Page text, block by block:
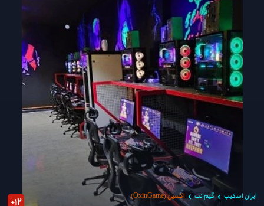
ایران اسکیپ گیم نت اکسین (OxinGame) +